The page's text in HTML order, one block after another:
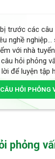
trước các câu
nghề
với nhà
hỏi phỏng
để luyện tập
HỎI PHỎNG
phỏng